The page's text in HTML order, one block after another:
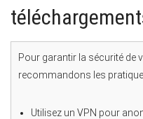
Pour garantir la sécurité de
recommandons les
Utilisez un VPN pour